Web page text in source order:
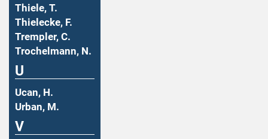
Thiele, T.
Thielecke, F.
Trempler, C.
Trochelmann, N.
U
Ucan, H.
Urban, M.
V